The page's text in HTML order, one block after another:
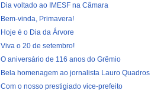
Dia voltado ao IMESF na Câmara
Bem-vinda, Primavera!
Hoje é o Dia da Árvore
Viva o 20 de setembro!
O aniversário de 116 anos do Grêmio
Bela homenagem ao jornalista Lauro Quadros
Com o nosso prestigiado vice-prefeito